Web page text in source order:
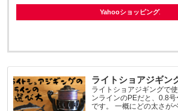
Yahooショッピング
ライトショアジギン
ライトショアジギングで
ンラインのPEだと、0.8
です。 一概にどの太さが